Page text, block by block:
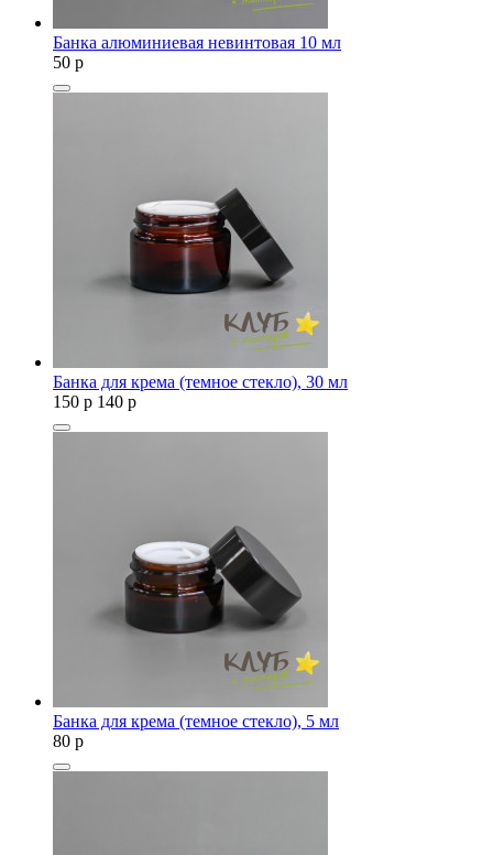
Банка алюминиевая невинтовая 10 мл
50 p
Банка для крема (темное стекло), 30 мл
150 p 140 p
Банка для крема (темное стекло), 5 мл
80 p